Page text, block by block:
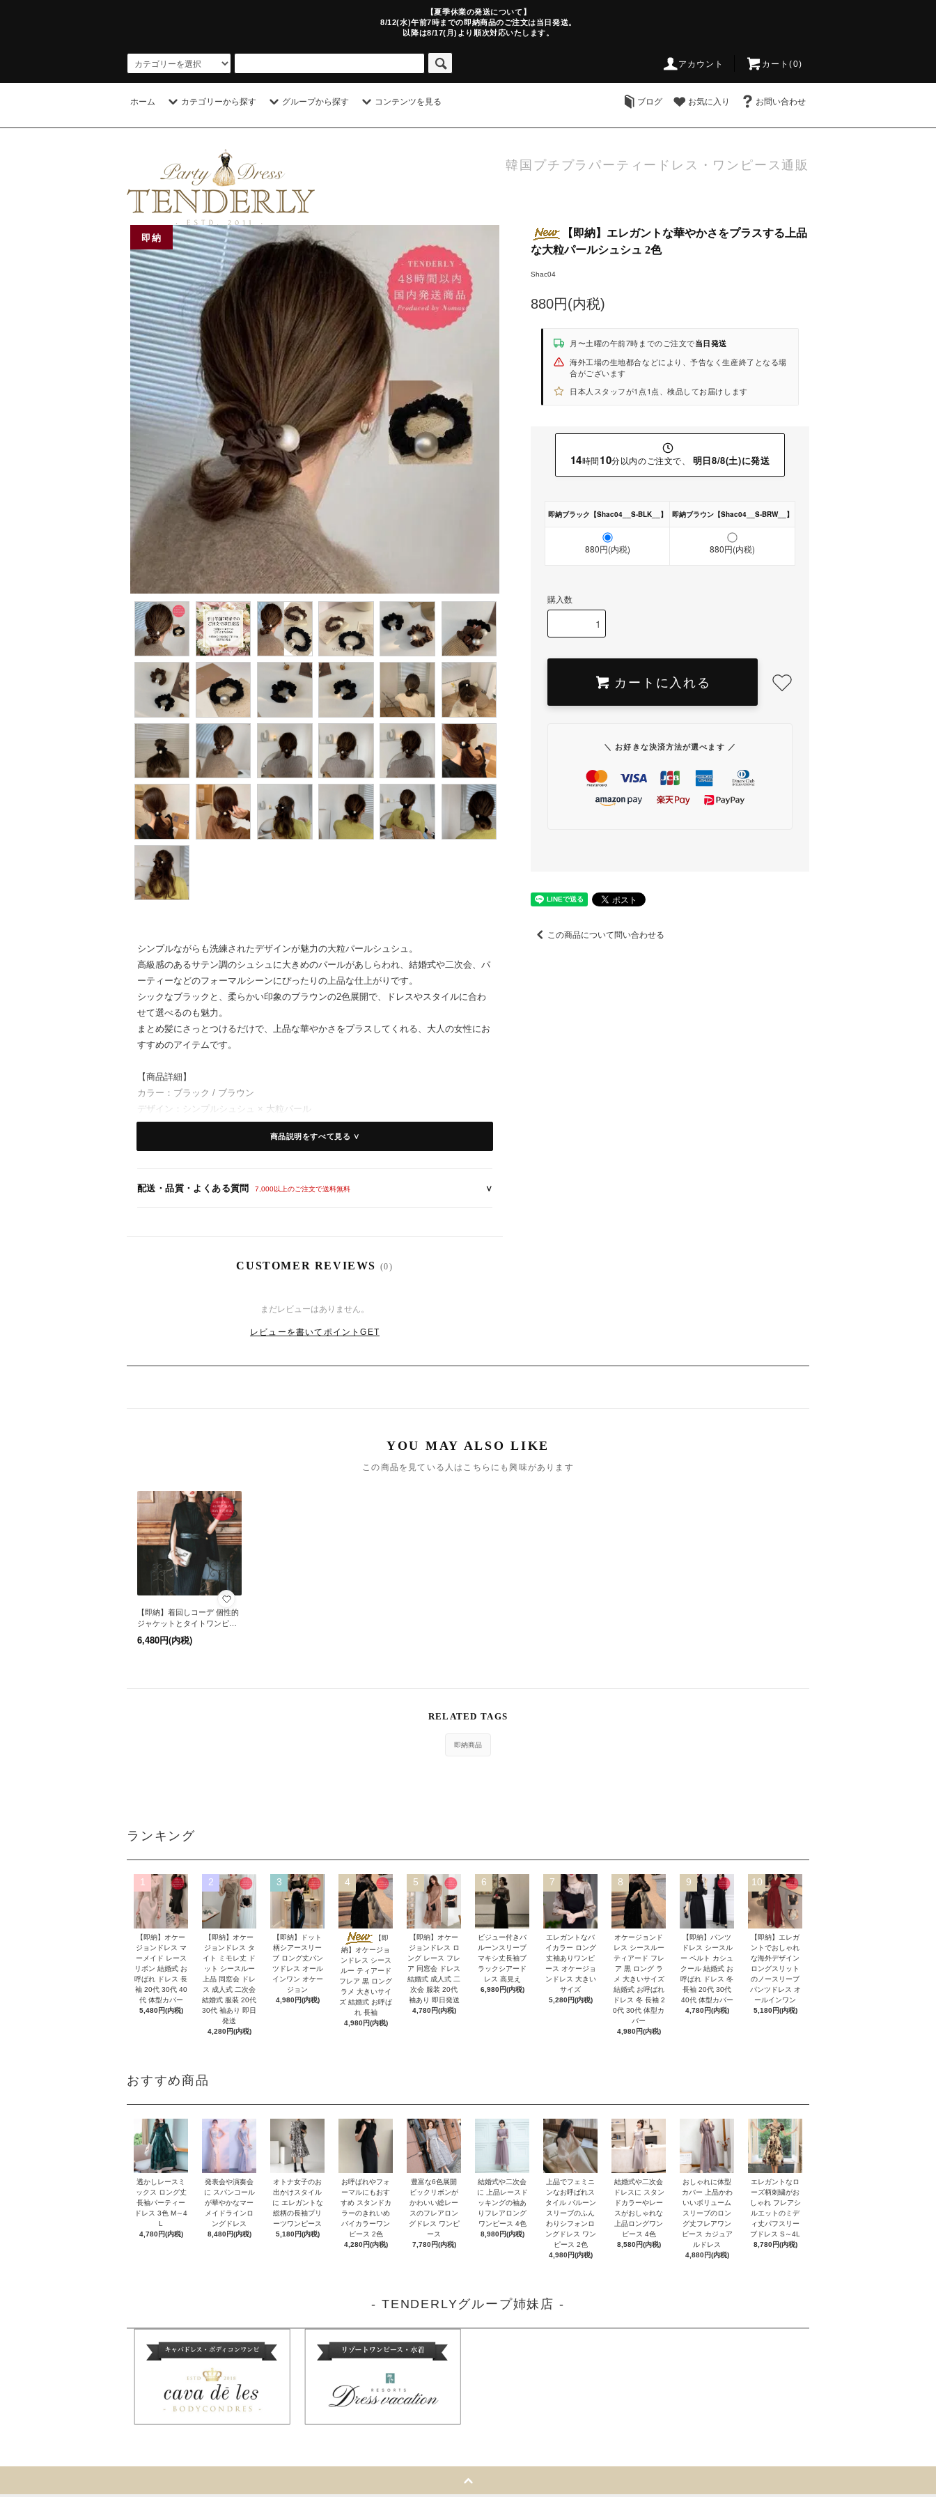
【夏季休業の発送について】
8/12(水)午前7時までの即納商品のご注文は当日発送。
以降は8/17(月)より順次対応いたします。
アカウント カート(0)
ホーム カテゴリーから探す グループから探す コンテンツを見る ブログ お気に入り お問い合わせ
韓国プチプラパーティードレス・ワンピース通販
即納
シンプルながらも洗練されたデザインが魅力の大粒パールシュシュ。
高級感のあるサテン調のシュシュに大きめのパールがあしらわれ、結婚式や二次会、パ
ーティーなどのフォーマルシーンにぴったりの上品な仕上がりです。
シックなブラックと、柔らかい印象のブラウンの2色展開で、ドレスやスタイルに合わ
せて選べるのも魅力。
まとめ髪にさっとつけるだけで、上品な華やかさをプラスしてくれる、大人の女性にお
すすめのアイテムです。
【商品詳細】
カラー：ブラック / ブラウン
デザイン：シンプルシュシュ × 大粒パール
素材：サテン調シュシュ / フェイクパール
シンプル＆エレガント：大粒パールが程よいアクセントになり、品のあるヘアスタイル
エレガントで洗練されたシュシュで、特別な日も普段の装いも上品に
さらに、手頃な価格なので、色違いで揃えたり、トレンドに合わせて気軽に取り入れら
商品説明をすべて見る ∨
配送・品質・よくある質問 7,000以上のご注文で送料無料 ∨
【取寄せ商品】
【即納商品】
CUSTOMER REVIEWS (0)
まだレビューはありません。
レビューを書いてポイントGET
【即納】エレガントな華やかさをプラスする上品
な大粒パールシュシュ 2色
Shac04
880円(内税)
月〜土曜の午前7時までのご注文で当日発送
海外工場の生地都合などにより、予告なく生産終了となる場
合がございます
日本人スタッフが1点1点、検品してお届けします
14時間10分以内のご注文で、 明日8/8(土)に発送
即納ブラック【Shac04__S-BLK__】 即納ブラウン【Shac04__S-BRW__】
880円(内税) 880円(内税)
購入数
カートに入れる
＼ お好きな決済方法が選べます ／
この商品について問い合わせる
この商品を見ている人はこちらにも興味があります
【即納】着回しコーデ 個性的
ジャケットとタイトワンピー
スのセットアップ
6,480円(内税)
RELATED TAGS
即納商品
ランキング
1
【即納】オケー
ジョンドレス マ
ーメイド レース
リボン 結婚式 お
呼ばれ ドレス 長
袖 20代 30代 40
代 体型カバー
5,480円(内税)
2
【即納】オケー
ジョンドレス タ
イト ミモレ丈 ド
ット シースルー
上品 同窓会 ドレ
ス 成人式 二次会
結婚式 服装 20代
30代 袖あり 即日
発送
4,280円(内税)
3
【即納】ドット
柄シアースリー
ブ ロング丈パン
ツドレス オール
インワン オケー
ジョン
4,980円(内税)
4
【即
納】オケージョ
ンドレス シース
ルー ティアード
フレア 黒 ロング
ラメ 大きいサイ
ズ 結婚式 お呼ば
れ 長袖
4,980円(内税)
5
【即納】オケー
ジョンドレス ロ
ング レース フレ
ア 同窓会 ドレス
結婚式 成人式 二
次会 服装 20代
袖あり 即日発送
4,780円(内税)
6
ビジュー付きバ
ルーンスリーブ
マキシ丈長袖ブ
ラックシアード
レス 高見え
6,980円(内税)
7
エレガントなバ
イカラー ロング
丈袖ありワンピ
ース オケージョ
ンドレス 大きい
サイズ
5,280円(内税)
8
オケージョンド
レス シースルー
ティアード フレ
ア 黒 ロング ラ
メ 大きいサイズ
結婚式 お呼ばれ
ドレス 冬 長袖 2
0代 30代 体型カ
バー
4,980円(内税)
9
【即納】パンツ
ドレス シースル
ー ベルト カシュ
クール 結婚式 お
呼ばれ ドレス 冬
長袖 20代 30代
40代 体型カバー
4,780円(内税)
10
【即納】エレガ
ントでおしゃれ
な海外デザイン
ロングスリット
のノースリーブ
パンツドレス オ
ールインワン
5,180円(内税)
おすすめ商品
透かしレースミ
ックス ロング丈
長袖パーティー
ドレス 3色 M～4
L
4,780円(内税)
発表会や演奏会
に スパンコール
が華やかなマー
メイドラインロ
ングドレス
8,480円(内税)
オトナ女子のお
出かけスタイル
に エレガントな
総柄の長袖プリ
ーツワンピース
5,180円(内税)
お呼ばれやフォ
ーマルにもおす
すめ スタンドカ
ラーのきれいめ
バイカラーワン
ピース 2色
4,280円(内税)
豊富な6色展開
ビックリボンが
かわいい総レー
スのフレアロン
グドレス ワンピ
ース
7,780円(内税)
結婚式や二次会
に 上品レースド
ッキングの袖あ
りフレアロング
ワンピース 4色
8,980円(内税)
上品でフェミニ
ンなお呼ばれス
タイル バルーン
スリーブのふん
わりシフォンロ
ングドレス ワン
ピース 2色
4,980円(内税)
結婚式や二次会
ドレスに スタン
ドカラーやレー
スがおしゃれな
上品ロングワン
ピース 4色
8,580円(内税)
おしゃれに体型
カバー 上品かわ
いいボリューム
スリーブのロン
グ丈フレアワン
ピース カジュア
ルドレス
4,880円(内税)
エレガントなロ
ーズ柄刺繍がお
しゃれ フレアシ
ルエットのミデ
ィ丈パフスリー
ブドレス S～4L
8,780円(内税)
- TENDERLYグループ姉妹店 -